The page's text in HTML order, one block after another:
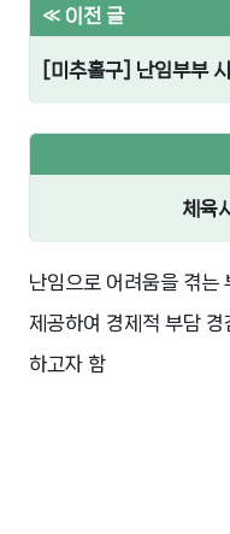
« 이전 글
[미추홀구] 난임부부
체육
난임으로 어려움을 겪는
제공하여 경제적 부담
하고자 함